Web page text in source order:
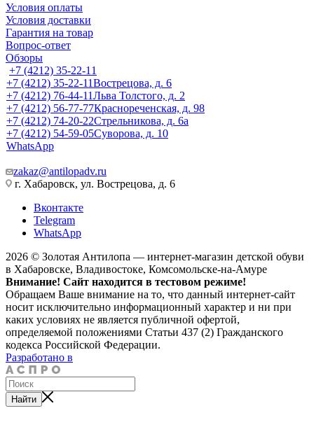
Условия оплаты
Условия доставки
Гарантия на товар
Вопрос-ответ
Обзоры
+7 (4212) 35-22-11
+7 (4212) 35-22-11Вострецова, д. 6
+7 (4212) 76-44-11Льва Толстого, д. 2
+7 (4212) 56-77-77Краснореченская, д. 98
+7 (4212) 74-20-22Стрельникова, д. 6а
+7 (4212) 54-59-05Суворова, д. 10
WhatsApp
zakaz@antilopadv.ru
г. Хабаровск, ул. Вострецова, д. 6
Вконтакте
Telegram
WhatsApp
2026 © Золотая Антилопа — интернет-магазин детской обуви
в Хабаровске, Владивостоке, Комсомольске-на-Амуре
Внимание! Сайт находится в тестовом режиме!
Обращаем Ваше внимание на то, что данный интернет-сайт
носит исключительно информационный характер и ни при
каких условиях не является публичной офертой,
определяемой положениями Статьи 437 (2) Гражданского
кодекса Российской Федерации.
Разработано в
Найти